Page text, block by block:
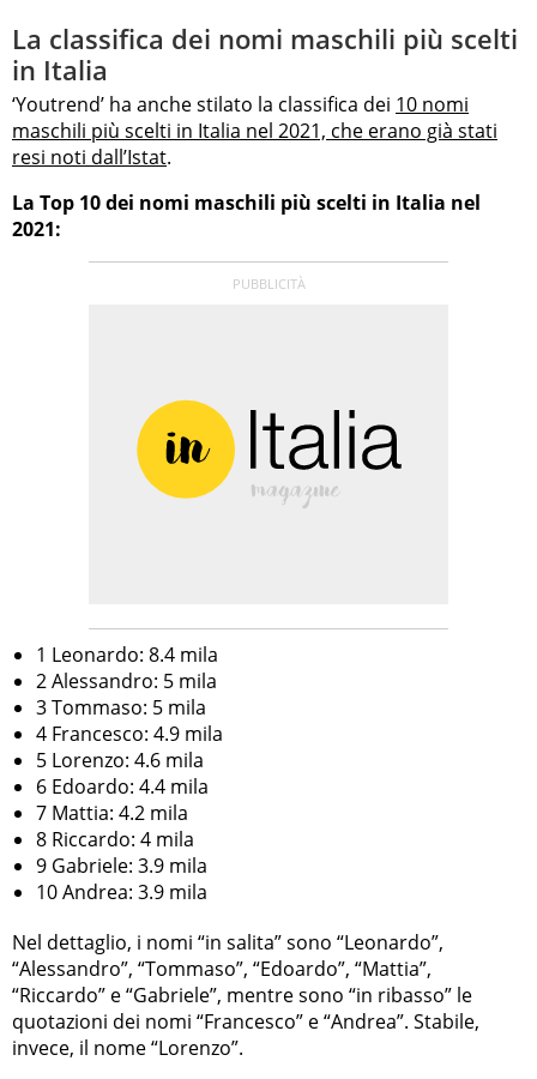
La classifica dei nomi maschili più scelti
in Italia
‘Youtrend’ ha anche stilato la classifica dei 10 nomi
maschili più scelti in Italia nel 2021, che erano già stati
resi noti dall’Istat.
La Top 10 dei nomi maschili più scelti in Italia nel
2021:
1 Leonardo: 8.4 mila
2 Alessandro: 5 mila
3 Tommaso: 5 mila
4 Francesco: 4.9 mila
5 Lorenzo: 4.6 mila
6 Edoardo: 4.4 mila
7 Mattia: 4.2 mila
8 Riccardo: 4 mila
9 Gabriele: 3.9 mila
10 Andrea: 3.9 mila
Nel dettaglio, i nomi “in salita” sono “Leonardo”,
“Alessandro”, “Tommaso”, “Edoardo”, “Mattia”,
“Riccardo” e “Gabriele”, mentre sono “in ribasso” le
quotazioni dei nomi “Francesco” e “Andrea”. Stabile,
invece, il nome “Lorenzo”.